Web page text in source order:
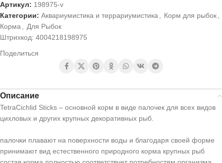
Артикул: 198975-v
Категории: Аквариумистика и террариумистика Корм для рыбок
Корма
Для Рыбок
Штрихкод: 4004218198975
Поделиться
Описание
TetraCichlid Sticks – основной корм в виде палочек для всех видов
цихловых и других крупных декоративных рыб.
палочки плавают на поверхности воды и благодаря своей форме
принимают вид естественного природного корма крупных рыб